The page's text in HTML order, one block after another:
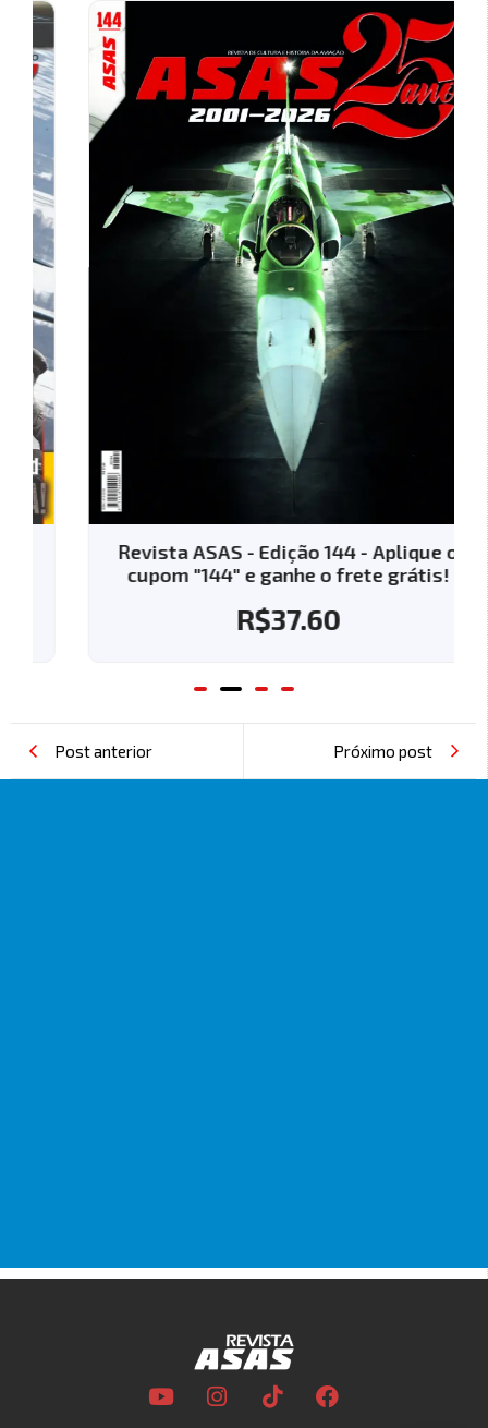
Revista ASAS - Edição 144 - Aplique o
cupom "144" e ganhe o frete grátis!
37.60
Post anterior Próximo post